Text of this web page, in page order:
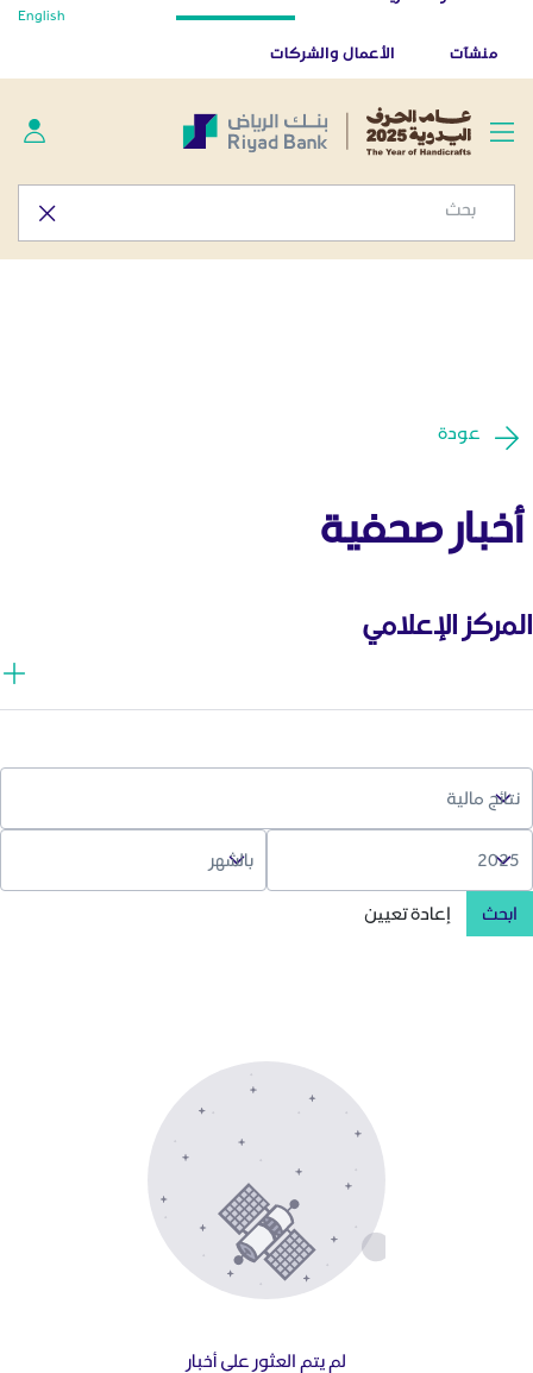
أخبار صحفية - المركز الإعلامي
تطبيق بنك الرياض
منشآت الأعمال والشركات
English
عودة
أخبار صحفية
المركز الإعلامي
ابحث إعادة تعيين
لم يتم العثور على أخبار